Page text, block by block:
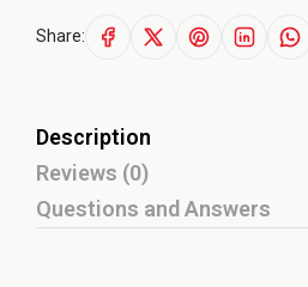
Share:
Description
Reviews (0)
Questions and Answers